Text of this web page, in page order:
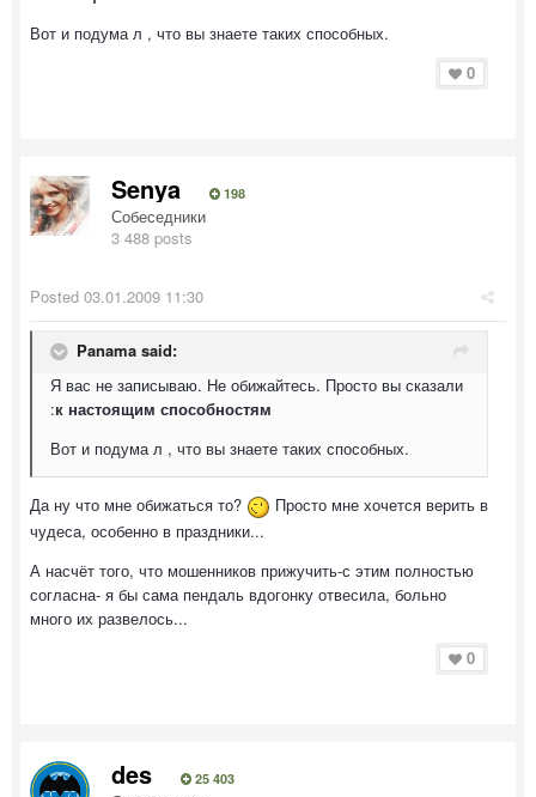
Вот и подума л , что вы знаете таких способных.
0
Senya 198
Собеседники
3 488 posts
Posted 03.01.2009 11:30
Panama said:
Я вас не записываю. Не обижайтесь. Просто вы сказали
:к настоящим способностям
Вот и подума л , что вы знаете таких способных.
Да ну что мне обижаться то?
Просто мне хочется верить в
чудеса, особенно в праздники...
А насчёт того, что мошенников прижучить-с этим полностью
согласна- я бы сама пендаль вдогонку отвесила, больно
много их развелось...
0
des 25 403